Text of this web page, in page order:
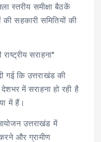
स्तरीय समीक्षा बैठकें
की सहकारी समितियों की
सराहना*
गई कि उत्तराखंड की
में सराहना हो रही है
में हैं।
उत्तराखंड में
करने और ग्रामीण